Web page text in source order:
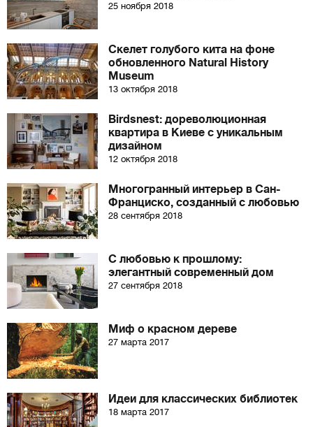
25 ноября 2018
Скелет голубого кита на фоне
обновленного Natural History
Museum
13 октября 2018
Birdsnest: дореволюционная
квартира в Киеве с уникальным
дизайном
12 октября 2018
Многогранный интерьер в Сан-
Франциско, созданный с любовью
28 сентября 2018
С любовью к прошлому:
элегантный современный дом
27 сентября 2018
Миф о красном дереве
27 марта 2017
Идеи для классических библиотек
18 марта 2017